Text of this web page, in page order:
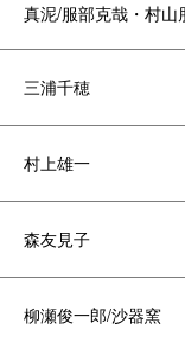
真泥/服部克哉・村山
三浦千穂
村上雄一
森友見子
柳瀬俊一郎/沙器窯